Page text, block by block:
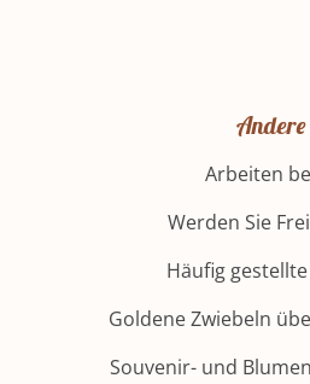
Andere
Arbeiten
Werden Sie
Häufig
Goldene Zwiebeln
Souvenir- und